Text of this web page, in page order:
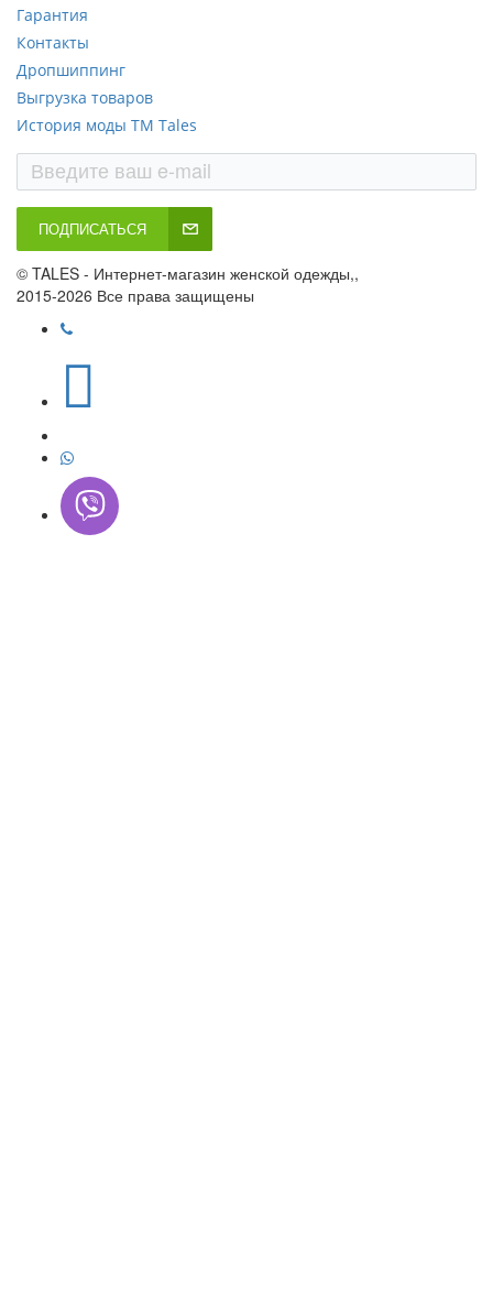
Гарантия
Контакты
Дропшиппинг
Выгрузка товаров
История моды ТМ Tales
ПОДПИСАТЬСЯ
© TALES - Интернет-магазин женской одежды,,
2015-2026 Все права защищены